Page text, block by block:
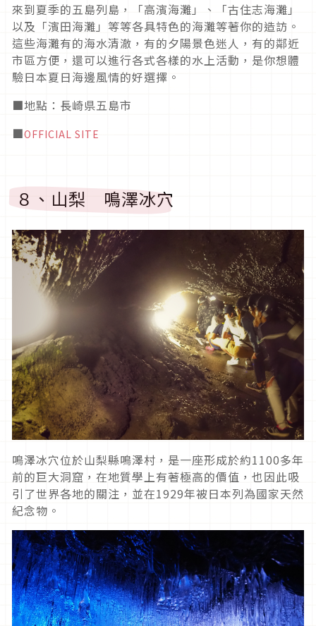
來到夏季的五島列島，「高濱海灘」、「古住志海灘」
以及「濱田海灘」等等各具特色的海灘等著你的造訪。
這些海灘有的海水清澈，有的夕陽景色迷人，有的鄰近
市區方便，還可以進行各式各樣的水上活動，是你想體
驗日本夏日海邊風情的好選擇。
■地點：長崎県五島市
■OFFICIAL SITE
８、山梨 鳴澤冰穴
鳴澤冰穴位於山梨縣鳴澤村，是一座形成於約1100多年
前的巨大洞窟，在地質學上有著極高的價值，也因此吸
引了世界各地的關注，並在1929年被日本列為國家天然
紀念物。